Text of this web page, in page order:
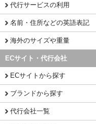
代行サービスの利用
名前・住所などの英語表記
海外のサイズや重量
ECサイト・代行会社
ECサイトから探す
ブランドから探す
代行会社一覧